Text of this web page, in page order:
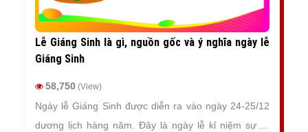
Lễ Giáng Sinh là gì, nguồn gốc và ý nghĩa ngày lễ
Giáng Sinh
58,750 (View)
Ngày lễ Giáng Sinh được diễn ra vào ngày 24-25/12
dương lịch hàng năm. Đây là ngày lễ kỉ niệm sự ra